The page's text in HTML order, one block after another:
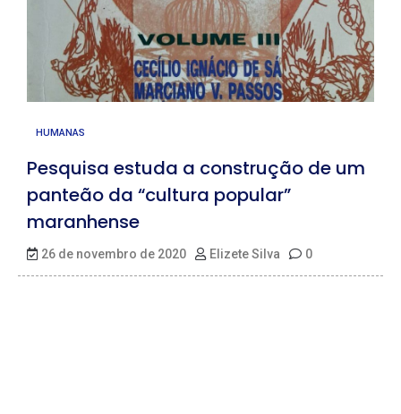
HUMANAS
Pesquisa estuda a construção de um
panteão da “cultura popular”
maranhense
26 de novembro de 2020 Elizete Silva 0